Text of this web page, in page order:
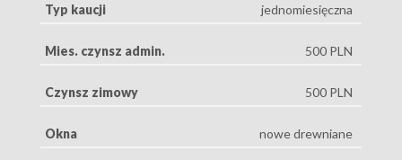
Typ kaucji jednomiesięczna
Mies. czynsz admin. 500 PLN
Czynsz zimowy 500 PLN
Okna nowe drewniane